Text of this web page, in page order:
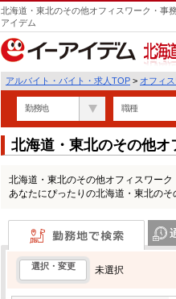
北海道・東北のその他オフィスワーク・事
アイデム
北海道
アルバイト・バイト・求人TOP > オフィ
勤務地 職種
北海道・東北のその他
北海道・東北のその他オフィスワー
あなたにぴったりの北海道・東北のそ
勤務地で検索
選択・変更 未選択